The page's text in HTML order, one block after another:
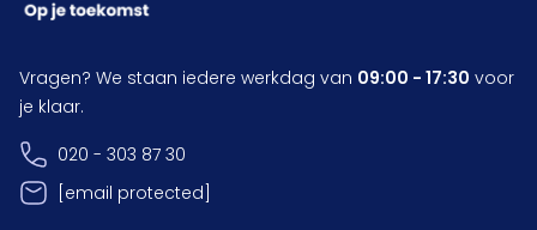
Vragen? We staan iedere werkdag van 09:00 - 17:30 voor
je klaar.
020 - 303 87 30
[email protected]